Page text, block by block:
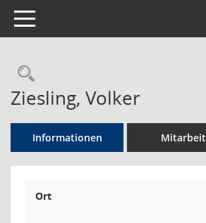
Toggle navigation
Rechercheauswahl
Ziesling, Volker
Informationen Mitarbeit
Ort